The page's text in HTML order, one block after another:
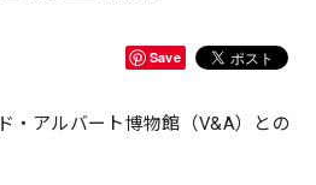
Save
・アルバート博物館（V&A）との